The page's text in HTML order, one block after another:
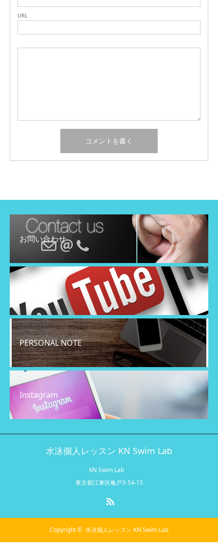
URL
お問い合わせ
PERSONAL NOTE
Instagram
水泳個人レッスン KN Swim Lab
KN Swim Lab
東京都江東区亀戸3-54-15
Copyright © 水泳個人レッスン KN Swim Lab